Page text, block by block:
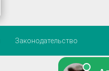
Законодательство